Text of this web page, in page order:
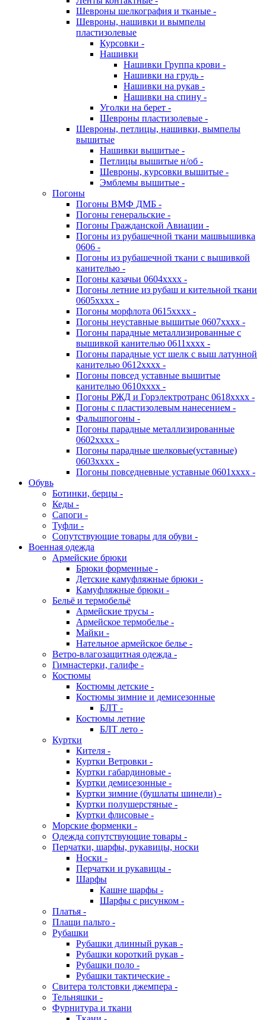
Шевроны шелкография и тканые -
Шевроны, нашивки и вымпелы
пластизолевые
Курсовки -
Нашивки
Нашивки Группа крови -
Нашивки на грудь -
Нашивки на рукав -
Нашивки на спину -
Уголки на берет -
Шевроны пластизолевые -
Шевроны, петлицы, нашивки, вымпелы
вышитые
Нашивки вышитые -
Петлицы вышитые н/об -
Шевроны, курсовки вышитые -
Эмблемы вышитые -
Погоны
Погоны ВМФ ДМБ -
Погоны генеральские -
Погоны Гражданской Авиации -
Погоны из рубашечной ткани машвышивка
0606 -
Погоны из рубашечной ткани с вышивкой
канителью -
Погоны казачьи 0604хххх -
Погоны летние из рубаш и кительной ткани
0605хххх -
Погоны морфлота 0615хххх -
Погоны неуставные вышитые 0607хххх -
Погоны парадные металлизированные с
вышивкой канителью 0611хххх -
Погоны парадные уст шелк с выш латунной
канителью 0612хххх -
Погоны повсед уставные вышитые
канителью 0610хххх -
Погоны РЖД и Горэлектротранс 0618хххх -
Погоны с пластизолевым нанесением -
Фальшпогоны -
Погоны парадные металлизированные
0602хххх -
Погоны парадные шелковые(уставные)
0603хххх -
Погоны повседневные уставные 0601хххх -
Обувь
Ботинки, берцы -
Кеды -
Сапоги -
Туфли -
Сопутствующие товары для обуви -
Военная одежда
Армейские брюки
Брюки форменные -
Детские камуфляжные брюки -
Камуфляжные брюки -
Бельё и термобельё
Армейские трусы -
Армейское термобелье -
Майки -
Нательное армейское белье -
Ветро-влагозащитная одежда -
Гимнастерки, галифе -
Костюмы
Костюмы детские -
Костюмы зимние и демисезонные
БЛТ -
Костюмы летние
БЛТ лето -
Куртки
Кителя -
Куртки Ветровки -
Куртки габардиновые -
Куртки демисезонные -
Куртки зимние (бушлаты шинели) -
Куртки полушерстяные -
Куртки флисовые -
Морские форменки -
Одежда сопутствующие товары -
Перчатки, шарфы, рукавицы, носки
Носки -
Перчатки и рукавицы -
Шарфы
Кашне шарфы -
Шарфы с рисунком -
Платья -
Плащи пальто -
Рубашки
Рубашки длинный рукав -
Рубашки короткий рукав -
Рубашки поло -
Рубашки тактические -
Свитера толстовки джемпера -
Тельняшки -
Фурнитура и ткани